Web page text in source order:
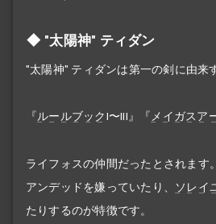
"太陽神" ティダン
"太陽神" ティダンは第一の剣に由来
『ルールブックI〜III』『 メイガスア
ライフォスの仲間だったとされます。
アンデッドを嫌っていたり、
ソレイ
たりするのが特徴です。